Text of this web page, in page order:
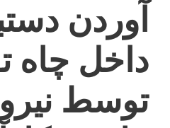
آوردن
داخل چاه
توسط